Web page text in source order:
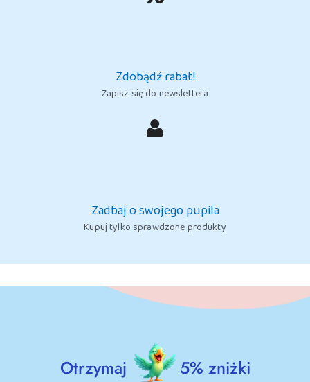
Zdobądź rabat!
Zapisz się do newslettera
Zadbaj o swojego pupila
Kupuj tylko sprawdzone produkty
Otrzymaj 5% zniżki